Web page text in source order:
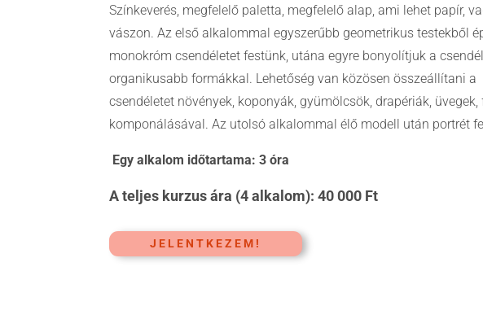
Színkeverés, megfelelő paletta, megfelelő alap, ami lehet papír,
vászon. Az első alkalommal egyszerűbb geometrikus testekből
monokróm csendéletet festünk, utána egyre bonyolítjuk a
organikusabb formákkal. Lehetőség van közösen összeállítani a
csendéletet növények, koponyák, gyümölcsök, drapériák, üvegek,
komponálásával. Az utolsó alkalommal élő modell után portrét
Egy alkalom időtartama: 3 óra
A teljes kurzus ára (4 alkalom): 40 000 Ft
JELENTKEZEM!